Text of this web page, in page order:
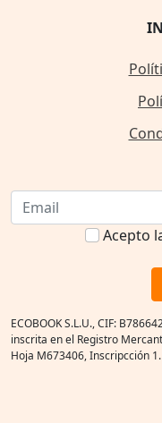
Acepto
ECOBOOK S.L.U., CIF:
inscrita en el Registro
Hoja M673406, Inscripcción 1.